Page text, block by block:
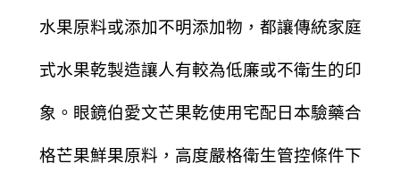
水果原料或添加不明添加物，都讓傳統家庭
式水果乾製造讓人有較為低廉或不衛生的印
象。眼鏡伯愛文芒果乾使用宅配日本驗藥合
格芒果鮮果原料，高度嚴格衛生管控條件下